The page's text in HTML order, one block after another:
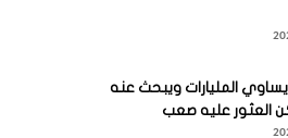
المليارات ويبحث عنه
العثور عليه صعب